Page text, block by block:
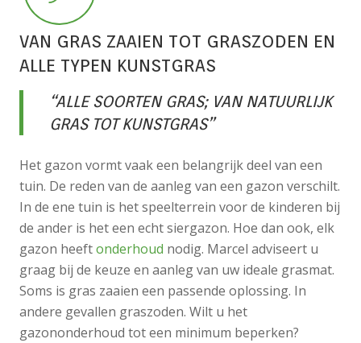
VAN GRAS ZAAIEN TOT GRASZODEN EN
ALLE TYPEN KUNSTGRAS
“ALLE SOORTEN GRAS; VAN NATUURLIJK
GRAS TOT KUNSTGRAS”
Het gazon vormt vaak een belangrijk deel van een
tuin. De reden van de aanleg van een gazon verschilt.
In de ene tuin is het speelterrein voor de kinderen bij
de ander is het een echt siergazon. Hoe dan ook, elk
gazon heeftonderhoud nodig. Marcel adviseert u
graag bij de keuze en aanleg van uw ideale grasmat.
Soms is gras zaaien een passende oplossing. In
andere gevallen graszoden. Wilt u het
gazononderhoud tot een minimum beperken?